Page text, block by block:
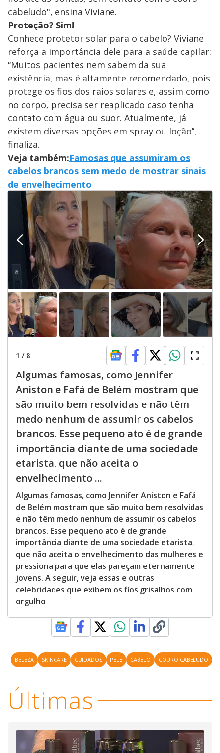
cabeludo", ensina Viviane.
Proteção? Sim!
Conhece protetor solar para o cabelo? Viviane
reforça a importância dele para a saúde capilar:
“Muitos pacientes nem sabem da sua
existência, mas é altamente recomendado, pois
protege os fios dos raios solares e, assim como
no corpo, precisa ser reaplicado caso tenha
contato com água ou suor. Atualmente, já
existem diversas opções em spray ou loção”,
finaliza.
Veja também:Famosas que assumiram os
cabelos brancos sem medo de mostrar sinais
de envelhecimento
1 / 8
Algumas famosas, como Jennifer
Aniston e Fafá de Belém mostram que
são muito bem resolvidas e não têm
medo nenhum de assumir os cabelos
brancos. Esse pequeno ato é de grande
importância diante de uma sociedade
etarista, que não aceita o
envelhecimento ...
Algumas famosas, como Jennifer Aniston e Fafá
de Belém mostram que são muito bem resolvidas
e não têm medo nenhum de assumir os cabelos
brancos. Esse pequeno ato é de grande
importância diante de uma sociedade etarista,
que não aceita o envelhecimento das mulheres e
pressiona para que elas pareçam eternamente
jovens. A seguir, veja essas e outras
celebridades que exibem os fios grisalhos com
orgulho
BELEZA SKINCARE CUIDADOS PELE CABELO COURO CABELUDO
Últimas